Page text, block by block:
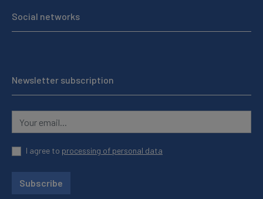
Social networks
Newsletter subscription
I agree to processing of personal data
Subscribe